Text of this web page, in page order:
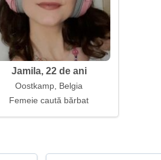
Jamila, 22 de ani
Oostkamp, Belgia
Femeie caută bărbat